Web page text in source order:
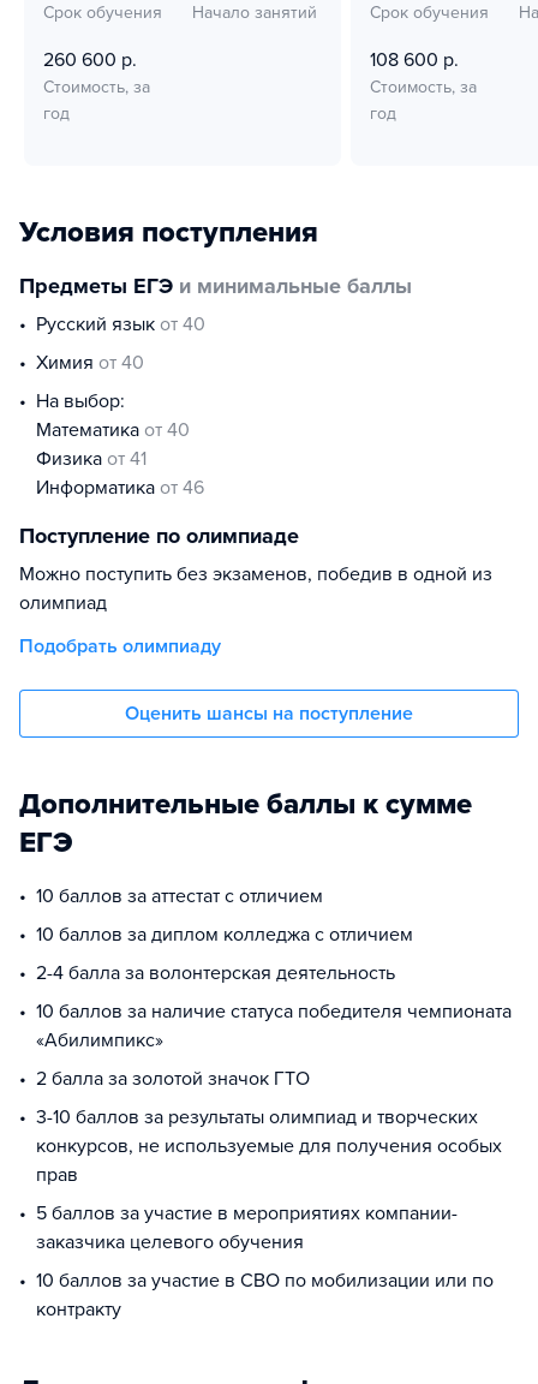
Срок обучения Начало занятий
260 600 р.
Стоимость, за
год
Срок обучения
108 600 р.
Стоимость, за
год
Условия поступления
Предметы ЕГЭ и минимальные баллы
русский язык от 40
химия от 40
На выбор:
математика от 40
физика от 41
информатика от 46
Поступление по олимпиаде
Можно поступить без экзаменов, победив в одной из
олимпиад
Подобрать олимпиаду
Оценить шансы на поступление
Дополнительные баллы к сумме
ЕГЭ
10 баллов за аттестат с отличием
10 баллов за диплом колледжа с отличием
2-4 балла за волонтерская деятельность
10 баллов за наличие статуса победителя чемпионата
«Абилимпикс»
2 балла за золотой значок ГТО
3-10 баллов за результаты олимпиад и творческих
конкурсов, не используемые для получения особых
прав
5 баллов за участие в мероприятиях компании-
заказчика целевого обучения
10 баллов за участие в СВО по мобилизации или по
контракту